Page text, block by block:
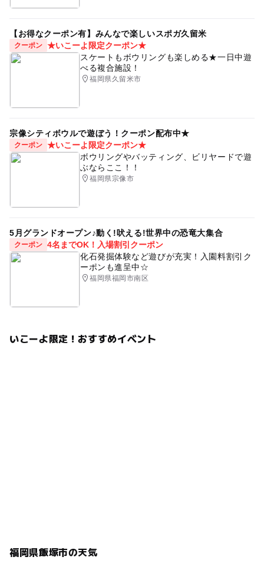
【お得なクーポン有】みんなで楽しいスポガ久留米
クーポン ★いこーよ限定クーポン★
スケートもボウリングも楽しめる★一日中遊
べる複合施設！
福岡県久留米市
宗像シティボウルで遊ぼう！クーポン配布中★
クーポン ★いこーよ限定クーポン★
ボウリングやバッティング、ビリヤードで遊
ぶならここ！！
福岡県宗像市
5月グランドオープン♪動く!吠える!世界中の恐竜大集合
クーポン 4名までOK！入場割引クーポン
化石発掘体験など遊びが充実！入園料割引ク
ーポンも進呈中☆
福岡県福岡市南区
いこーよ限定！おすすめイベント
福岡県飯塚市の天気